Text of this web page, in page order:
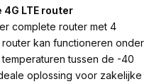
LTE router
complete router met 4
kan functioneren onder
tussen de -40
oplossing voor zakelijke